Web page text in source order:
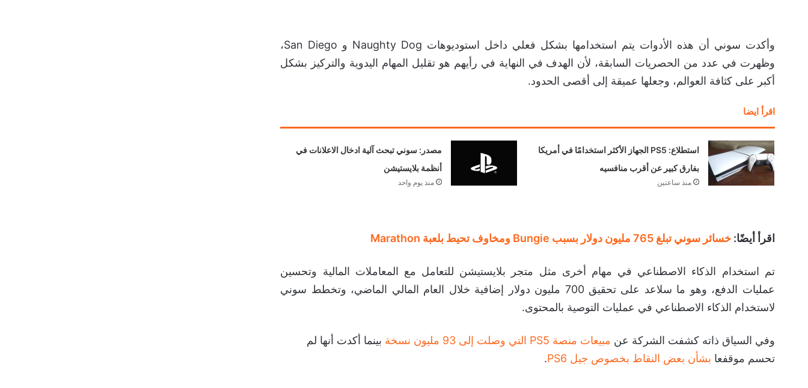
وأكدت سوني أن هذه الأدوات يتم استخدامها بشكل فعلي داخل استوديوهات Naughty Dog و San Diego،
وظهرت في عدد من الحصريات السابقة، لأن الهدف في النهاية في رأيهم هو تقليل المهام اليدوية والتركيز بشكل
أكبر على كثافة العوالم، وجعلها عميقة إلى أقصى الحدود.
اقرأ ايضا
استطلاع: PS5 الجهاز الأكثر استخدامًا في أمريكا
بفارق كبير عن أقرب منافسيه
منذ ساعتين
مصدر: سوني تبحث آلية ادخال الاعلانات في
أنظمة بلايستيشن
منذ يوم واحد
اقرأ أيضًا:خسائر سوني تبلغ 765 مليون دولار بسبب Bungie ومخاوف تحيط بلعبة Marathon
تم استخدام الذكاء الاصطناعي في مهام أخرى مثل متجر بلايستيشن للتعامل مع المعاملات المالية وتحسين
عمليات الدفع، وهو ما سلاعد على تحقيق 700 مليون دولار إضافية خلال العام المالي الماضي، وتخطط سوني
لاستخدام الذكاء الاصطناعي في عمليات التوصية بالمحتوى.
وفي السياق ذاته كشفت الشركة عن مبيعات منصة PS5 التي وصلت إلى 93 مليون نسخة
بينما أكدت أنها لم
تحسم موقفعا بشأن بعض النقاط بخصوص جيل PS6 .